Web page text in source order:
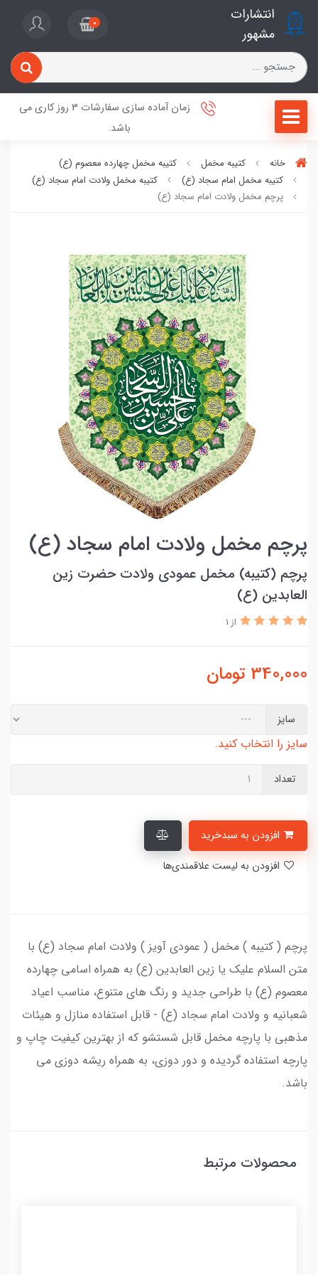
انتشارات
مشهور
0
زمان آماده سازی سفارشات 3 روز کاری می
باشد.
خانه کتیبه مخمل
کتیبه مخمل چهارده معصوم (ع)
کتیبه مخمل امام سجاد (ع)
کتیبه مخمل ولادت امام سجاد (ع)
پرچم مخمل ولادت امام سجاد (ع)
پرچم مخمل ولادت امام سجاد (ع)
پرچم (کتیبه) مخمل عمودی ولادت حضرت زین
العابدین (ع)
از 1
340,000 تومان
سایز
سایز را انتخاب کنید.
تعداد
پرچم ( کتیبه ) مخمل ( عمودی آویز ) ولادت امام سجاد (ع) با
متن السلام علیک یا زین العابدین (ع) به همراه اسامی چهارده
معصوم (ع) با طراحی جدید و رنگ های متنوع، مناسب اعیاد
شعبانیه و ولادت امام سجاد (ع) - قابل استفاده منازل و هیئات
مذهبی با پارچه مخمل قابل شستشو که از بهترین کیفیت چاپ و
پارچه استفاده گردیده و دور دوزی، به همراه ریشه دوزی می
باشد.
محصولات مرتبط